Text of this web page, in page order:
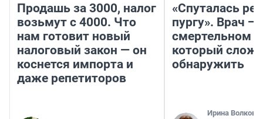
Продашь за 3000, налог
возьмут с 4000. Что
нам готовит новый
налоговый закон — он
коснется импорта и
даже репетиторов
«Спуталась
пургу». Врач —
смертельном
который
обнаружить
Ирина Волкова